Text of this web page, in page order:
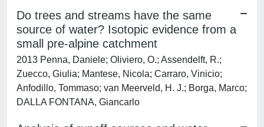
Do trees and streams have the same
source of water? Isotopic evidence from a
small pre-alpine catchment
2013 Penna, Daniele; Oliviero, O.; Assendelft, R.;
Zuecco, Giulia; Mantese, Nicola; Carraro, Vinicio;
Anfodillo, Tommaso; van Meerveld, H. J.; Borga, Marco;
DALLA FONTANA, Giancarlo